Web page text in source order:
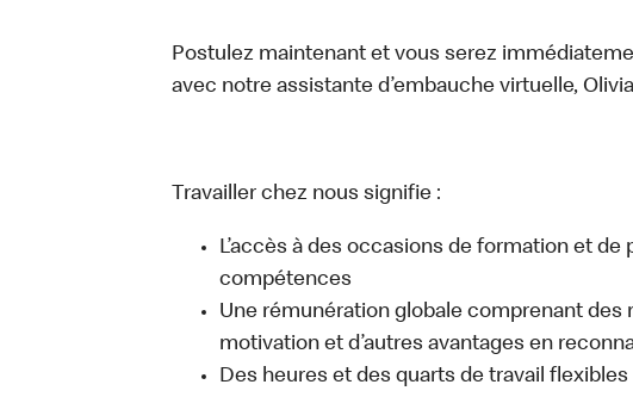
Postulez maintenant et vous serez
avec notre assistante d’embauche virtuelle,
Travailler chez nous signifie :
L’accès à des occasions de formation et
compétences
Une rémunération globale comprenant des
motivation et d’autres avantages en
Des heures et des quarts de travail flexibles